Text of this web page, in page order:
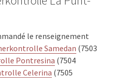
le renseignement
Samedan (7503
Pontresina (7504
Celerina (7505